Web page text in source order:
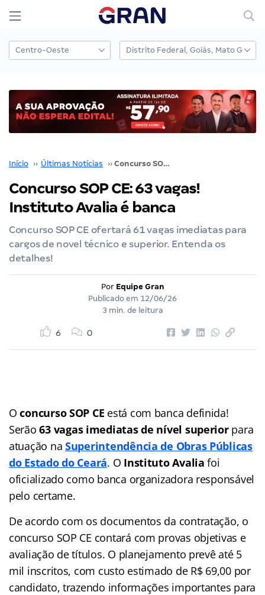
Início ›› Últimas Notícias ›› Concurso SOP CE: 63 vagas! Instituto Avalia é banca
Concurso SOP CE: 63 vagas!
Instituto Avalia é banca
Concurso SOP CE ofertará 61 vagas imediatas para
cargos de novel técnico e superior. Entenda os
detalhes!
Por Equipe Gran
Publicado em 12/06/26
3 min. de leitura
6 0
Oconcurso SOP CE está com banca definida!
Serão63 vagas imediatas de nível superior para
atuação naSuperintendência de Obras Públicas
do Estado do Ceará. O Instituto Avalia foi
oficializado como banca organizadora responsável
pelo certame.
De acordo com os documentos da contratação, o
concurso SOP CE contará com provas objetivas e
avaliação de títulos. O planejamento prevê até 5
mil inscritos, com custo estimado de R$ 69,00 por
candidato, trazendo informações importantes para